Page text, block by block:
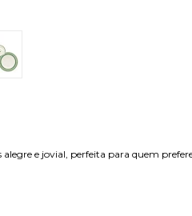
e jovial, perfeita para quem